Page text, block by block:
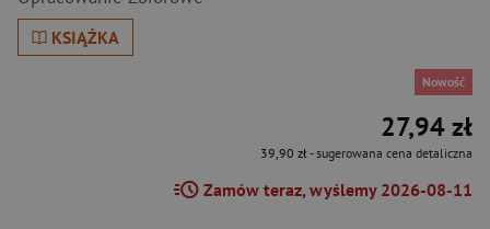
KSIĄŻKA
Nowość
27,94 zł
39,90 zł- sugerowana cena detaliczna
Zamów teraz, wyślemy 2026-08-11